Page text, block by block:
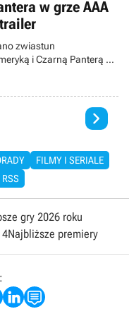
w grze AAA
zwiastun
i Czarną Panterą w
firma Skydance New
serii Uncharted.

FILMY I SERIALE
RSS
gry 2026 roku
Najbliższe premiery